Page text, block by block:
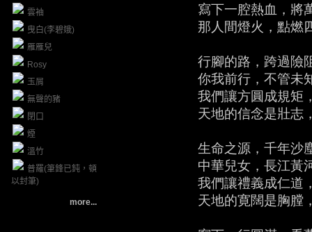
雲袖
曳白(李碧娥)
雁雁兒
Rosy
玉屑
無聲的豬
閉口
煙
溫竹
普羅(筆鋒已鈍，頓
以封筆)
more...
寫下一腔熱血，將萬
那人間燈火，點燃
行腳的路，跨過險阻
你我前行，不管未知
我們讓方圓成規矩，正
天地的信念是壯志，力
生命之源，千年沙塵
中華兒女，長江黃河
我們讓禮義成仁道，大
天地的寛闊是胸膛，臂